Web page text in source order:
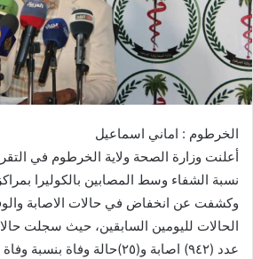
الخرطوم : اماني اسماعيل
أعلنت وزارة الصحة ولاية الخرطوم في
وكشفت عن انخفاض في حالات الاصابة
الحالات لليومين السابقين، حيث سجلت